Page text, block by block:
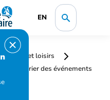
EN
sports et loisirs
Calendrier des événements